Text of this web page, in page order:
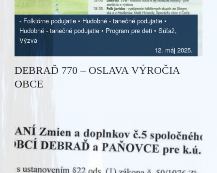
- Folklórne podujatie • Hudobné - tanečné podujatie •
Hudobné - tanečné podujatie • Program pre deti • Súťaž,
Výzva
12. máj 2025.
DEBRAĎ 770 – OSLAVA VÝROČIA
OBCE